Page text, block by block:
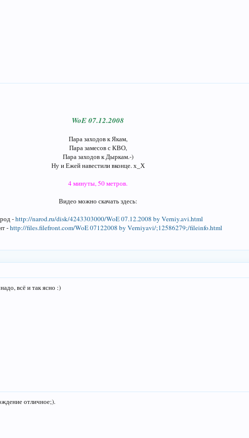
WoE 07.12.2008
Пара заходов к Якам,
Пара замесов с КВО,
Пара заходов к Дыркам.-)
Ну и Ежей навестили вконце. х_Х
4 минуты, 50 метров.
Видео можно скачать здесь:
-http://narod.ru/disk/4243303000/WoE 07.12.2008 by Verniy.avi.html
-http://files.filefront.com/WoE 07122008 by Verniyavi/;12586279;/fileinfo.html
всё и так ясно :)
отличное;).